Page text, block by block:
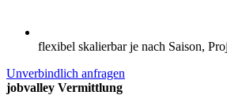
flexibel skalierbar je nach Saison,
Unverbindlich anfragen
jobvalley Vermittlung